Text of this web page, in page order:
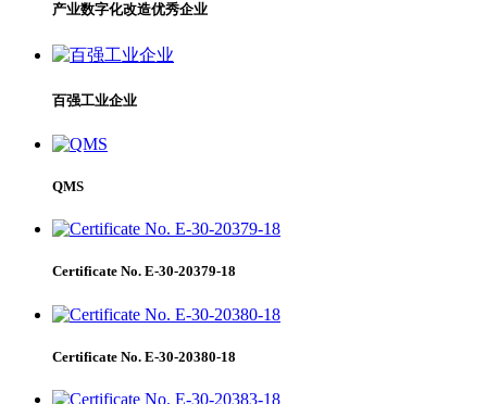
产业数字化改造优秀企业
百强工业企业
QMS
Certificate No. E-30-20379-18
Certificate No. E-30-20380-18